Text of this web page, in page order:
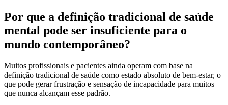
Por que a definição tradicional de saúde
mental pode ser insuficiente para o
mundo contemporâneo?
Muitos profissionais e pacientes ainda operam com base na
definição tradicional de saúde como estado absoluto de bem-estar, o
que pode gerar frustração e sensação de incapacidade para muitos
que nunca alcançam esse padrão.